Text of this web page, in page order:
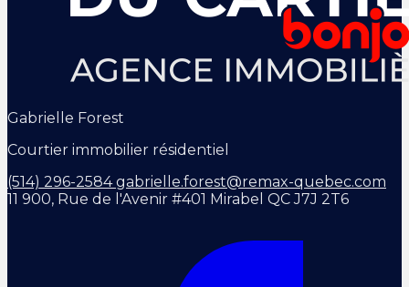
Gabrielle Forest
Courtier immobilier résidentiel
(514) 296-2584gabrielle.forest@remax-quebec.com
11 900, Rue de l'Avenir #401 Mirabel QC J7J 2T6